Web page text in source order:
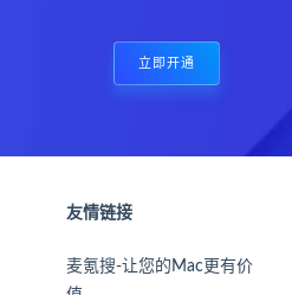
立即开通
友情链接
麦氪搜-让您的Mac更有价